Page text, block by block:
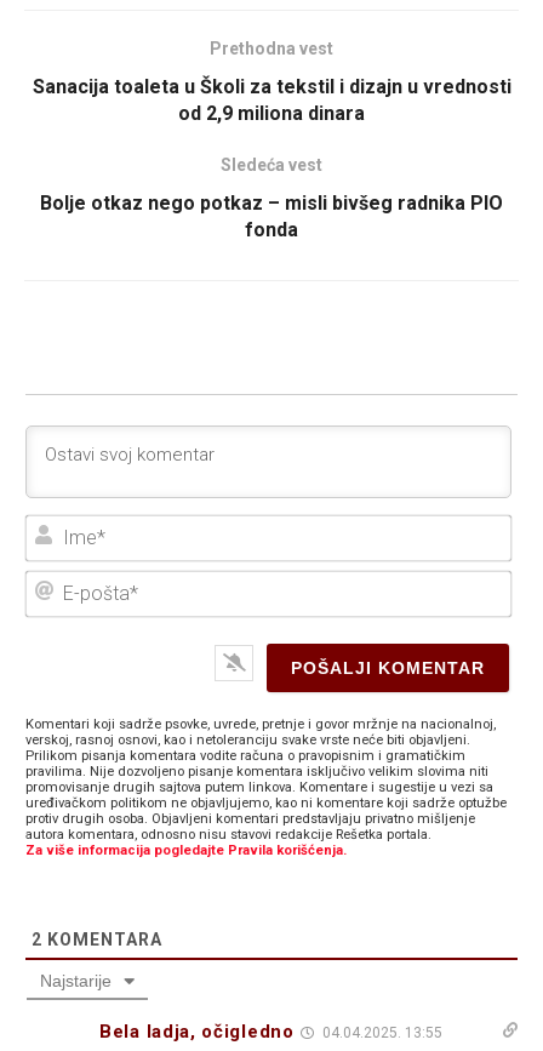
Prethodna vest
Sanacija toaleta u Školi za tekstil i dizajn u vrednosti
od 2,9 miliona dinara
Sledeća vest
Bolje otkaz nego potkaz – misli bivšeg radnika PIO
fonda
E-
Komentari koji sadrže psovke, uvrede, pretnje i govor mržnje na nacionalnoj,
verskoj, rasnoj osnovi, kao i netoleranciju svake vrste neće biti objavljeni.
Prilikom pisanja komentara vodite računa o pravopisnim i gramatičkim
pravilima. Nije dozvoljeno pisanje komentara isključivo velikim slovima niti
promovisanje drugih sajtova putem linkova. Komentare i sugestije u vezi sa
uređivačkom politikom ne objavljujemo, kao ni komentare koji sadrže optužbe
protiv drugih osoba. Objavljeni komentari predstavljaju privatno mišljenje
autora komentara, odnosno nisu stavovi redakcije Rešetka portala.
Za više informacija pogledajte Pravila korišćenja.
2 KOMENTARA
Najstarije
Bela ladja, očigledno 04.04.2025. 13:55